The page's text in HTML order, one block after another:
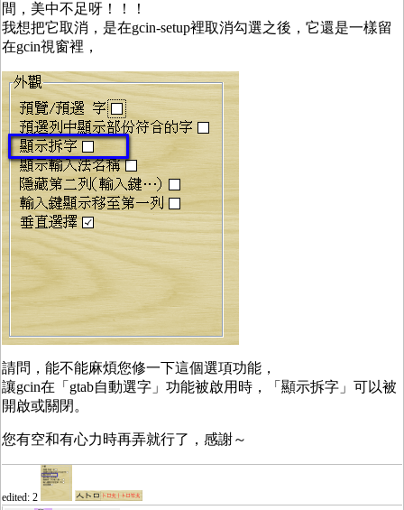
間，美中不足呀！！！
我想把它取消，是在gcin-setup裡取消勾選之後，它還是一樣留
在gcin視窗裡，
請問，能不能麻煩您修一下這個選項功能，
讓gcin在「gtab自動選字」功能被啟用時，「顯示拆字」可以被
開啟或關閉。
您有空和有心力時再弄就行了，感謝～
edited: 2